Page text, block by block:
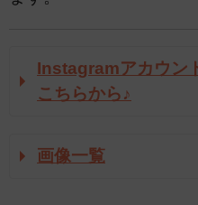
Instagramアカウン
こちらから♪
画像一覧